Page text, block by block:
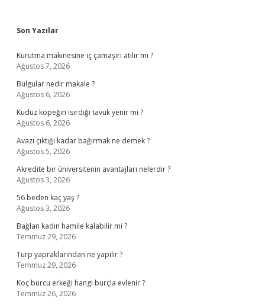
Sidebar
Son Yazılar
Kurutma makinesine iç çamaşırı atılır mı ?
Ağustos 7, 2026
Bulgular nedir makale ?
Ağustos 6, 2026
Kuduz köpeğin ısırdığı tavuk yenir mi ?
Ağustos 6, 2026
Avazı çıktığı kadar bağırmak ne demek ?
Ağustos 5, 2026
Akredite bir üniversitenin avantajları nelerdir ?
Ağustos 3, 2026
56 beden kaç yaş ?
Ağustos 3, 2026
Bağlan kadın hamile kalabilir mi ?
Temmuz 29, 2026
Turp yapraklarından ne yapılır ?
Temmuz 29, 2026
Koç burcu erkeği hangi burçla evlenir ?
Temmuz 26, 2026